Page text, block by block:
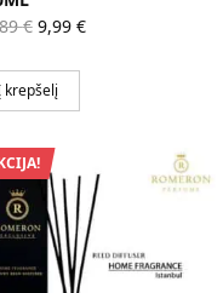
€ Original
price
12,89 €.
9,99 €Current
krepšelį